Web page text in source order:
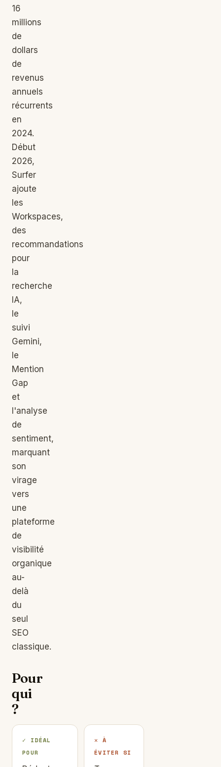
16
millions
de
dollars
de
revenus
annuels
récurrents
en
2024.
Début
2026,
Surfer
ajoute
les
Workspaces,
des
recommandations
pour
la
recherche
IA,
le
suivi
Gemini,
le
Mention
Gap
et
l'analyse
de
sentiment,
marquant
son
virage
vers
une
plateforme
de
visibilité
organique
au-
delà
du
seul
SEO
classique.
Pour
qui
?
✓ IDÉAL
POUR
✕ À
ÉVITER SI